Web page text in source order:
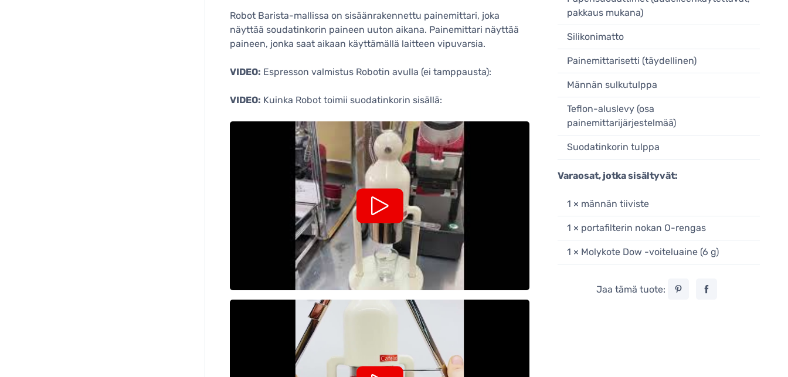
Robot Barista-mallissa on sisäänrakennettu painemittari, joka
näyttää soudatinkorin paineen uuton aikana. Painemittari näyttää
paineen, jonka saat aikaan käyttämällä laitteen vipuvarsia.
VIDEO: Espresson valmistus Robotin avulla (ei tamppausta):
VIDEO: Kuinka Robot toimii suodatinkorin sisällä:
pakkaus mukana)
Silikonimatto
Painemittarisetti (täydellinen)
Männän sulkutulppa
Teflon-aluslevy (osa
painemittarijärjestelmää)
Suodatinkorin tulppa
Varaosat, jotka sisältyvät:
1 × männän tiiviste
1 × portafilterin nokan O-rengas
1 × Molykote Dow -voiteluaine (6 g)
Jaa tämä tuote: